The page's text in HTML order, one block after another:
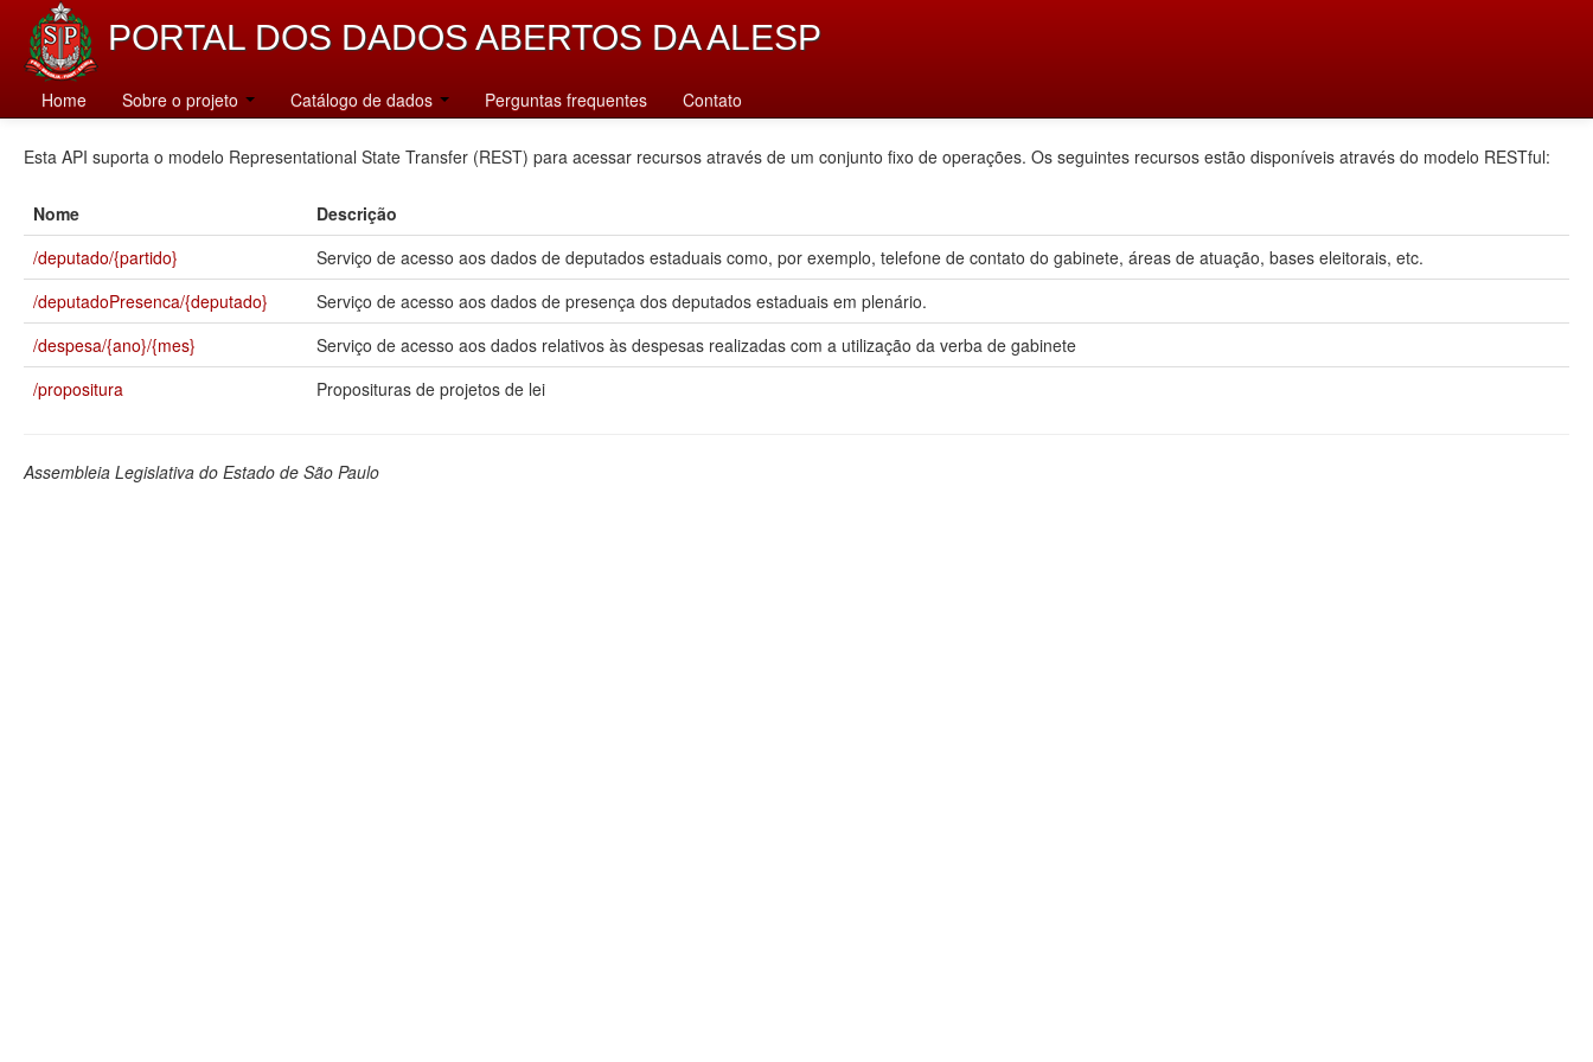
PORTAL DOS DADOS ABERTOS DA ALESP
Home Sobre o projeto Catálogo de dados Perguntas frequentes Contato
Catálogo
Esta API suporta o modelo Representational State Transfer (REST) para acessar recursos através de um conjunto fixo de operações. Os seguintes recursos estão disponíveis através do modelo RESTful:
Nome
Descrição
/deputado/{partido}
Serviço de acesso aos dados de deputados estaduais como, por exemplo, telefone de contato do gabinete, áreas de atuação, bases eleitorais, etc.
/deputadoPresenca/{deputado}
Serviço de acesso aos dados de presença dos deputados estaduais em plenário.
/despesa/{ano}/{mes}
Serviço de acesso aos dados relativos às despesas realizadas com a utilização da verba de gabinete
/propositura
Proposituras de projetos de lei
Assembleia Legislativa do Estado de São Paulo